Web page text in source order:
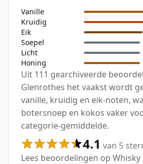
Vanille
Kruidig
Eik
Soepel
Licht
Honing
Uit 111 gearchiveerde
Glenrothes het vaakst wordt
vanille, kruidig en eik-noten,
botersnoep en kokos vaker
categorie-gemiddelde.
4.1 van 5
Lees beoordelingen op